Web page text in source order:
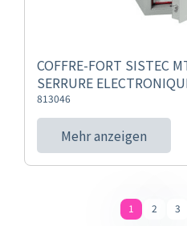
COFFRE-FORT SISTEC
SERRURE
813046
Mehr anzeigen
1 2 3